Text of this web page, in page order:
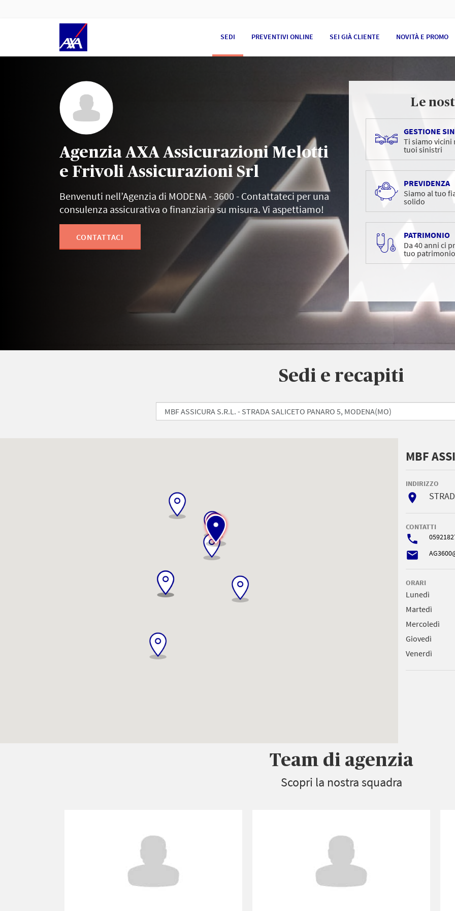
SEDI PREVENTIVI ONLINE SEI GIÀ CLIENTE NOVITÀ E PROMO
Agenzia AXA Assicurazioni Melotti
e Frivoli Assicurazioni Srl
Benvenuti nell’Agenzia di MODENA - 3600 - Contattateci per una
consulenza assicurativa o finanziaria su misura. Vi aspettiamo!
CONTATTACI
Le
GESTIONE
Ti siamo vicini
tuoi sinistri
PREVIDENZA
Siamo al tuo
solido
PATRIMONIO
Da 40 anni ci
tuo patrimonio
Sedi e recapiti
MBF
INDIRIZZO
room
CONTATTI
phone
email
ORARI
Lunedì
Martedì
Mercoledì
Giovedì
Venerdì
Team di agenzia
Scopri la nostra squadra